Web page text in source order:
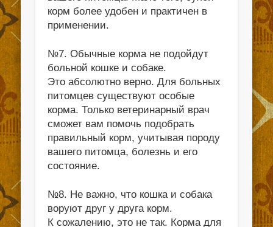
корм более удобен и практичен в
применении.
№7. Обычные корма не подойдут
больной кошке и собаке.
Это абсолютно верно. Для больных
питомцев существуют особые
корма. Только ветеринарный врач
сможет вам помочь подобрать
правильный корм, учитывая породу
вашего питомца, болезнь и его
состояние.
№8. Не важно, что кошка и собака
воруют друг у друга корм.
К сожалению, это не так. Корма для